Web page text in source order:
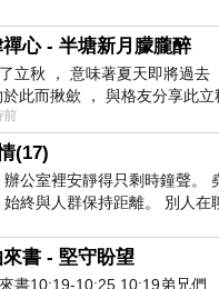
定使用,專屬於頂級料
禪心 - 半塘新月朦朧醉
立秋 ， 意味著夏天即將過去
於此而揪歛 ， 與格友分享此立
前
(17)
公室裡安靜得只剩時鐘聲。
終與人群保持距離。 別人在
書 - 堅守盼望
書10:19-10:25 10:19弟兄們